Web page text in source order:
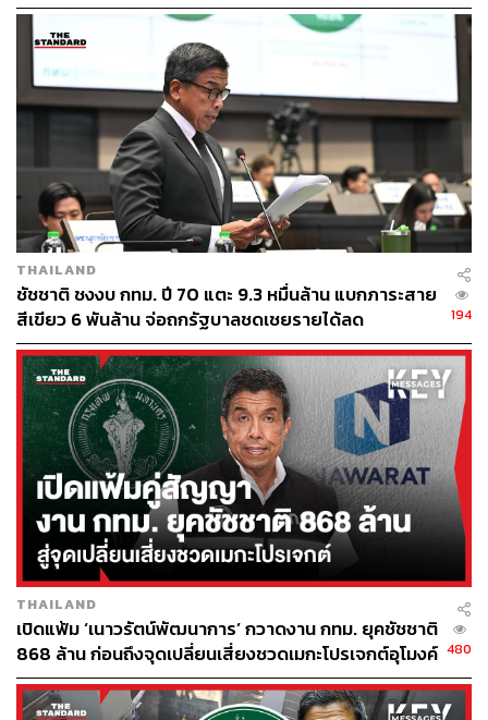
THAILAND
ชัชชาติ ชงงบ กทม. ปี 70 แตะ 9.3 หมื่นล้าน แบกภาระสาย
สีเขียว 6 พันล้าน จ่อถกรัฐบาลชดเชยรายได้ลด
194
THAILAND
เปิดแฟ้ม ‘เนาวรัตน์พัฒนาการ’ กวาดงาน กทม. ยุคชัชชาติ
868 ล้าน ก่อนถึงจุดเปลี่ยนเสี่ยงชวดเมกะโปรเจกต์อุโมงค์
หนองบอน
480